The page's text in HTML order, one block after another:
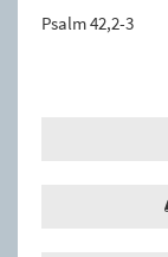
Psalm 42,2-3